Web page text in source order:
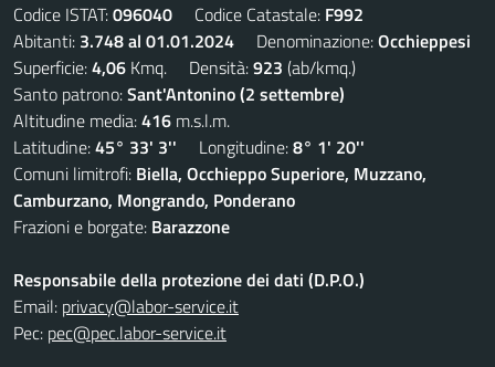
Codice ISTAT:096040 Codice Catastale: F992
Abitanti: 3.748 al 01.01.2024 Denominazione:Occhieppesi
Superficie:4,06 Kmq. Densità:923 (ab/kmq.)
Santo patrono:Sant'Antonino (2 settembre)
Altitudine media:416 m.s.l.m.
Latitudine:45° 33' 3'' Longitudine:8° 1' 20''
Comuni limitrofi: Biella, Occhieppo Superiore, Muzzano,
Camburzano, Mongrando, Ponderano
Frazioni e borgate: Barazzone
Responsabile della protezione dei dati (D.P.O.)
Email: privacy@labor-service.it
Pec: pec@pec.labor-service.it